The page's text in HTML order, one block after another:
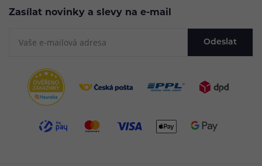
Zasílat novinky a slevy na e-mail
Odeslat